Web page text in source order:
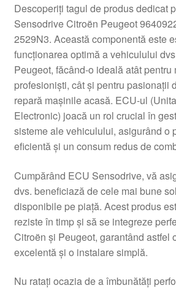
Despre noi
Finalizare comandă
Livrare
Livrare în toată lumea
Plățile
Politică de confidențialitate
Procedura de reclamație
Descoperiți tagul de produs dedicat
Sensodrive Citroën Peugeot
2529N3. Această componentă este
funcționarea optimă a vehiculului
Peugeot, făcând-o ideală atât pentru
profesioniști, cât și pentru pasionații
repară mașinile acasă. ECU-ul
Electronic) joacă un rol crucial în
sisteme ale vehiculului, asigurând o
eficientă și un consum redus de
Cumpărând ECU Sensodrive, vă
dvs. beneficiază de cele mai bune
disponibile pe piață. Acest produs
reziste în timp și să se integreze
Citroën și Peugeot, garantând astfel
excelentă și o instalare simplă.
Nu ratați ocazia de a îmbunătăți